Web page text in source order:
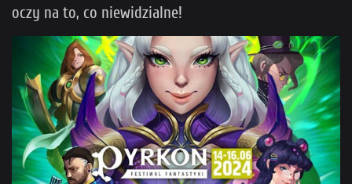
oczy na to, co niewidzialne!